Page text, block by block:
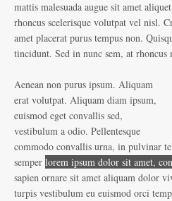
mattis malesuada augue sit amet
rhoncus scelerisque volutpat vel nisl.
amet placerat purus tempus non.
tincidunt. Sed in nunc sem, at rhoncus
Aenean non purus ipsum. Aliquam
erat volutpat. Aliquam diam ipsum,
euismod eget convallis sed,
vestibulum a odio. Pellentesque
commodo convallis urna, in pulvinar
semper lorem ipsum dolor sit amet,
sapien ornare sit amet aliquam dolor
turpis vestibulum eu euismod orci